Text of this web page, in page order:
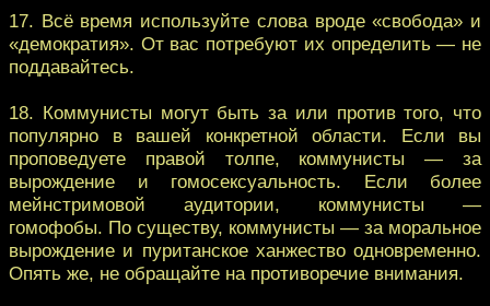
17. Всё время используйте слова вроде «свобода» и
«демократия». От вас потребуют их определить — не
поддавайтесь.
18. Коммунисты могут быть за или против того, что
популярно в вашей конкретной области. Если вы
проповедуете правой толпе, коммунисты — за
вырождение и гомосексуальность. Если более
мейнстримовой аудитории, коммунисты —
гомофобы. По существу, коммунисты — за моральное
вырождение и пуританское ханжество одновременно.
Опять же, не обращайте на противоречие внимания.